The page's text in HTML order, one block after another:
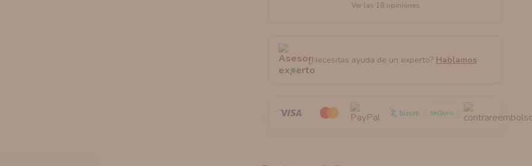
Ver las 18 opiniones
¿Necesitas ayuda de un experto? Hablamos